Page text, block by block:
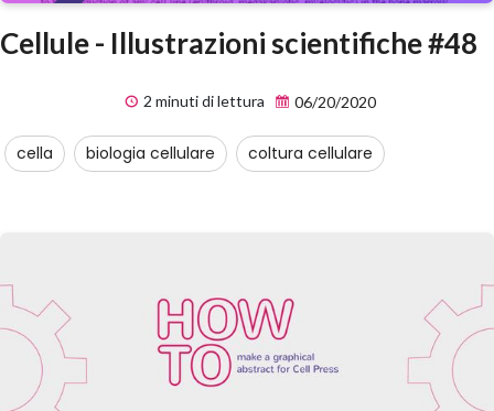
Cellule - Illustrazioni scientifiche #48
2 minuti di lettura 06/20/2020
cella biologia cellulare coltura cellulare